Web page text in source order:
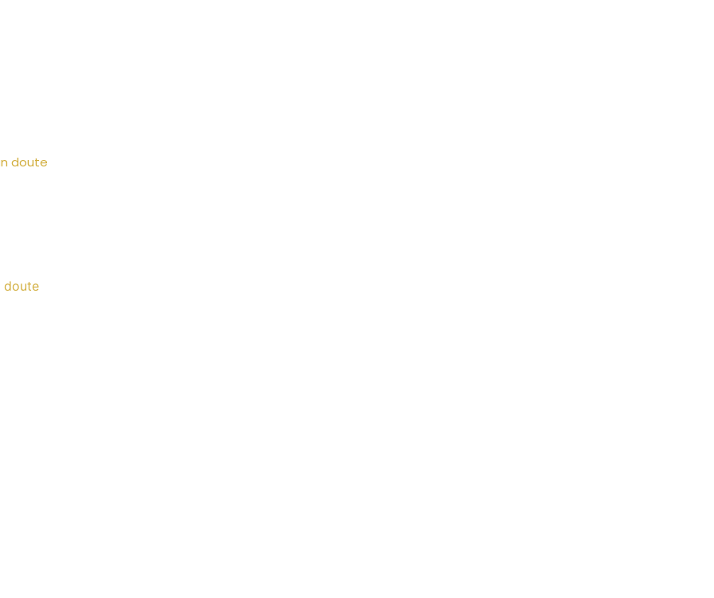
doute
doute